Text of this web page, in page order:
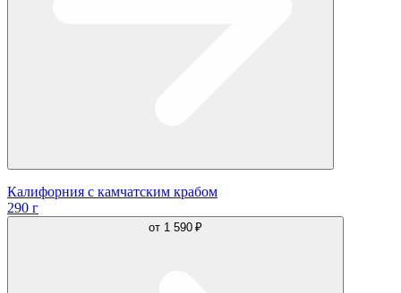
Калифорния с камчатским крабом
290 г
от 1 590 ₽